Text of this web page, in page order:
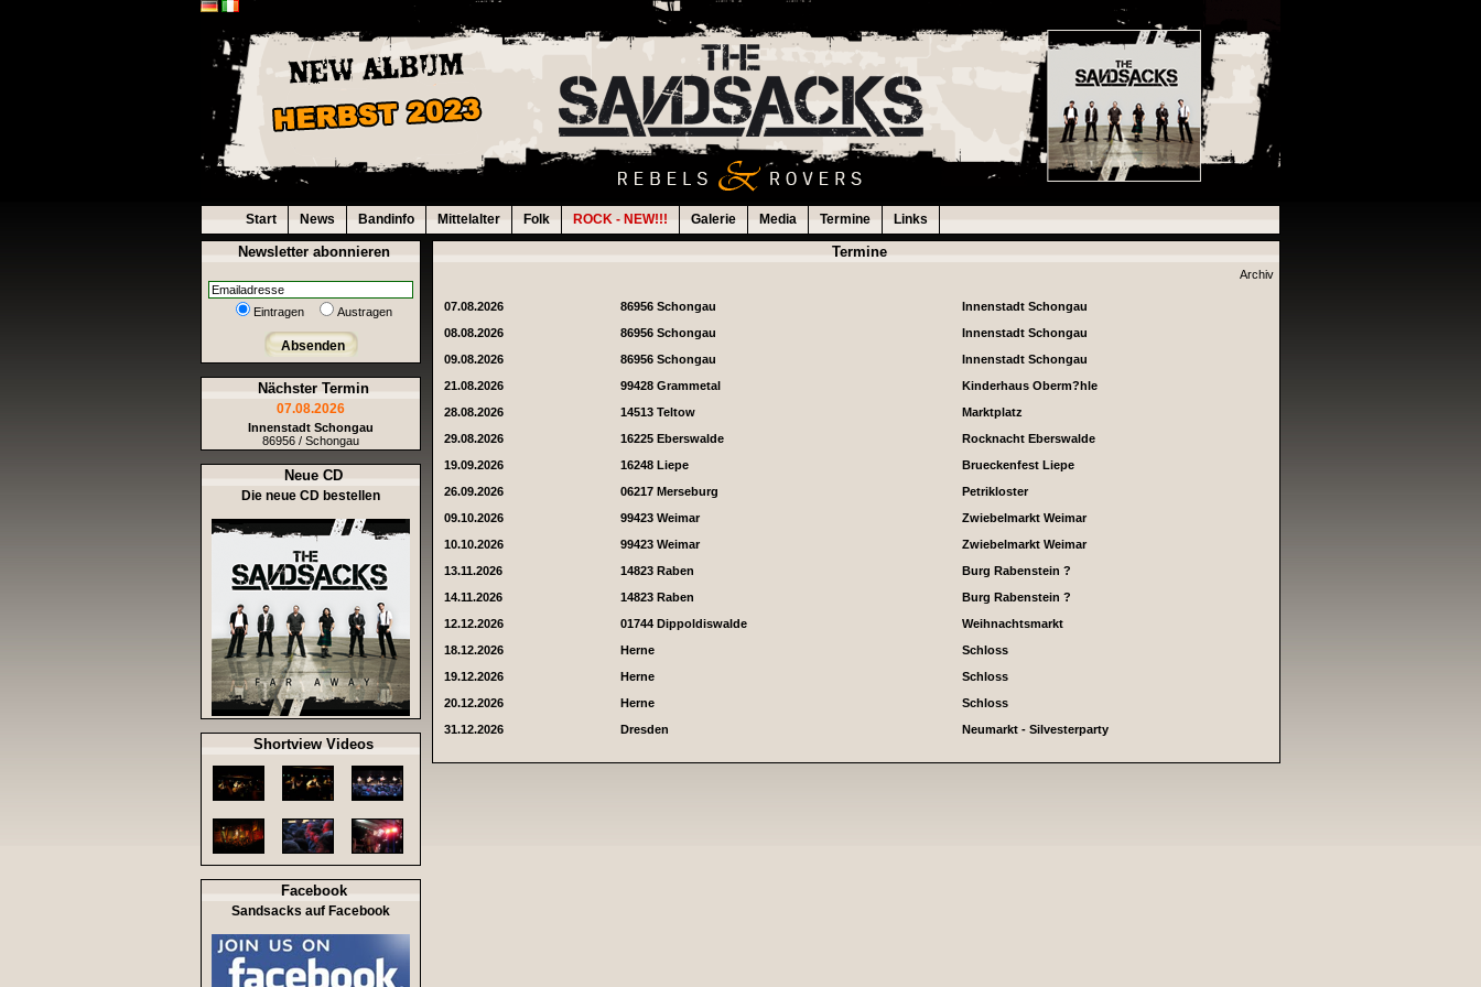
Start News Bandinfo Mittelalter Folk ROCK - NEW!!! Galerie Media Termine Links
Newsletter abonnieren
Eintragen Austragen
Absenden
Nächster Termin
07.08.2026
Innenstadt Schongau
86956 / Schongau
Neue CD
Die neue CD bestellen
Shortview Videos
Facebook
Sandsacks auf Facebook
Termine
Archiv
07.08.2026 86956 Schongau
Innenstadt Schongau
08.08.2026
86956 Schongau
Innenstadt Schongau
09.08.2026
86956 Schongau
Innenstadt Schongau
21.08.2026
99428 Grammetal
Kinderhaus Oberm?hle
28.08.2026
14513 Teltow
Marktplatz
29.08.2026
16225 Eberswalde
Rocknacht Eberswalde
19.09.2026
16248 Liepe
Brueckenfest Liepe
26.09.2026
06217 Merseburg
Petrikloster
09.10.2026
99423 Weimar
Zwiebelmarkt Weimar
10.10.2026
99423 Weimar
Zwiebelmarkt Weimar
13.11.2026
14823 Raben
Burg Rabenstein ?
14.11.2026
14823 Raben
Burg Rabenstein ?
12.12.2026
01744 Dippoldiswalde
Weihnachtsmarkt
18.12.2026
Herne
Schloss
19.12.2026
Herne
Schloss
20.12.2026
Herne
Schloss
31.12.2026
Dresden Neumarkt - Silvesterparty